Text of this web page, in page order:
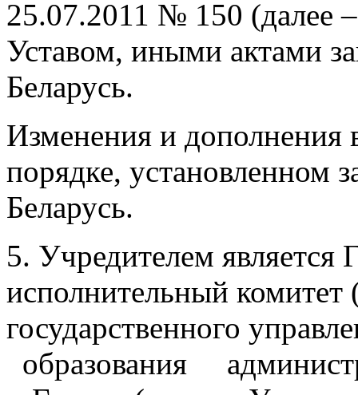
25.07.2011 № 150 (далее
Уставом, иными актами
Беларусь.
Изменения и дополнения
порядке, установленном
Беларусь.
5. Учредителем является
исполнительный
государственного
образования